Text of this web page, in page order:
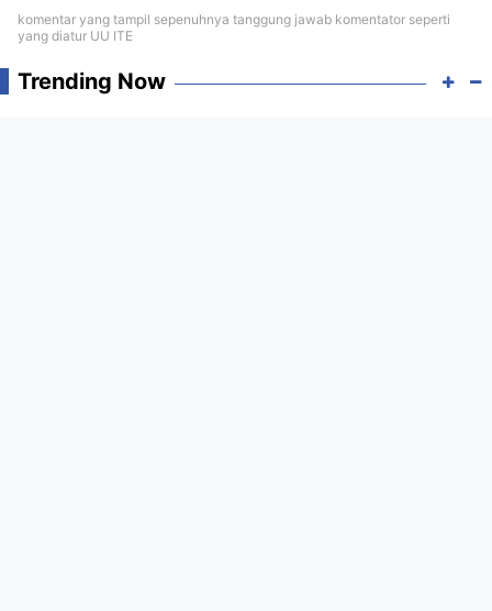
komentar yang tampil sepenuhnya tanggung jawab komentator seperti
yang diatur UU ITE
Trending Now